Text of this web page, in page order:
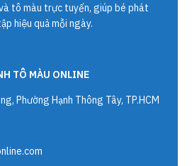
tô màu trực tuyến, giúp bé phát
hiệu quả mỗi ngày.
TÔ MÀU ONLINE
Phường Hạnh Thông Tây, TP.HCM